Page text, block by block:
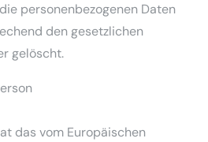
personenbezogenen Daten
den gesetzlichen
gelöscht.
das vom Europäischen